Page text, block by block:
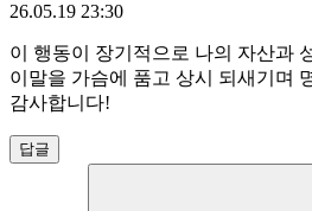
26.05.19 23:30
이 행동이 장기적으로 나의 자산과
이말을 가슴에 품고 상시 되새기며
감사합니다!
답글